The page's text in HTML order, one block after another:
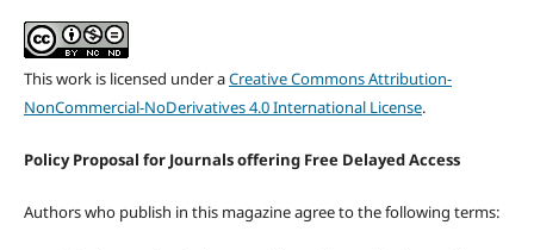
This work is licensed under aCreative Commons Attribution-
NonCommercial-NoDerivatives 4.0 International License.
Policy Proposal for Journals offering Free Delayed Access
Authors who publish in this magazine agree to the following terms: